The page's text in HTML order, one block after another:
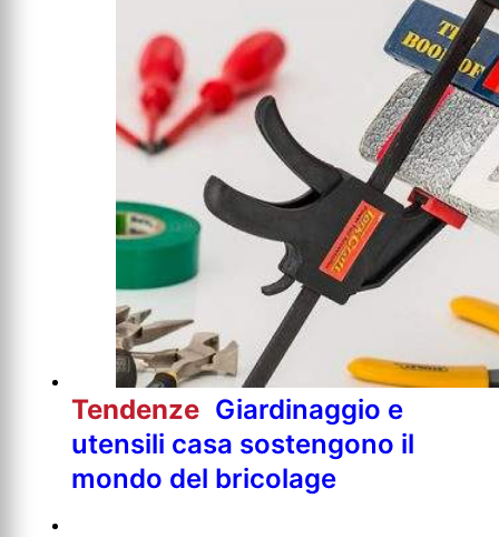
Tendenze Giardinaggio e
utensili casa sostengono il
mondo del bricolage